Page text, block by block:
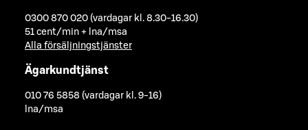
0300 870 020 (vardagar kl. 8.30-16.30)
51 cent/min + lna/msa
Alla försäljningstjänster
Ägarkundtjänst
010 76 5858 (vardagar kl. 9-16)
lna/msa